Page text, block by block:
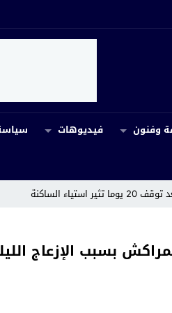
وفنون فيديوهات
19:17 السلطة
بسبب الإزعاج